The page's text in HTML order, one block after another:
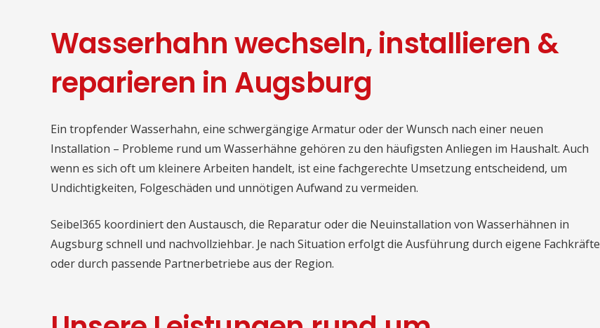
Wasserhahn wechseln, installieren &
reparieren in Augsburg
Ein tropfender Wasserhahn, eine schwergängige Armatur oder der Wunsch nach einer neuen
Installation – Probleme rund um Wasserhähne gehören zu den häufigsten Anliegen im Haushalt. Auch
wenn es sich oft um kleinere Arbeiten handelt, ist eine fachgerechte Umsetzung entscheidend, um
Undichtigkeiten, Folgeschäden und unnötigen Aufwand zu vermeiden.
Seibel365 koordiniert den Austausch, die Reparatur oder die Neuinstallation von Wasserhähnen in
Augsburg schnell und nachvollziehbar. Je nach Situation erfolgt die Ausführung durch eigene Fachkräfte
oder durch passende Partnerbetriebe aus der Region.